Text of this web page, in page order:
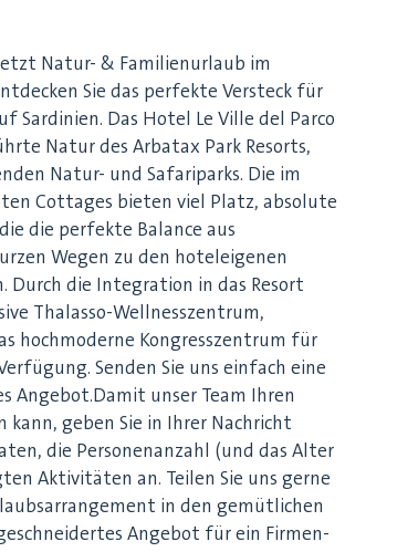
Natur- & Familienurlaub im
Sie das perfekte Versteck für
Sardinien. Das Hotel Le Ville del Parco
Natur des Arbatax Park Resorts,
Natur- und Safariparks. Die im
Cottages bieten viel Platz, absolute
die perfekte Balance aus
Wegen zu den hoteleigenen
Durch die Integration in das Resort
Thalasso-Wellnesszentrum,
hochmoderne Kongresszentrum für
Senden Sie uns einfach eine
Angebot.Damit unser Team Ihren
geben Sie in Ihrer Nachricht
die Personenanzahl (und das Alter
Aktivitäten an. Teilen Sie uns gerne
in den gemütlichen
Angebot für ein Firmen-